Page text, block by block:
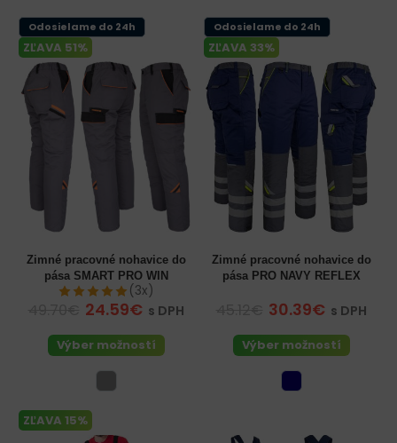
ZĽAVA 51%
Odosielame do 24h
Zimné pracovné nohavice do
pása SMART PRO WIN
(3x)
24.59€ s DPH
Výber možností
ZĽAVA 33%
Odosielame do 24h
Zimné pracovné nohavice do
pása PRO NAVY REFLEX
30.39€ s DPH
Výber možností
ZĽAVA 15%